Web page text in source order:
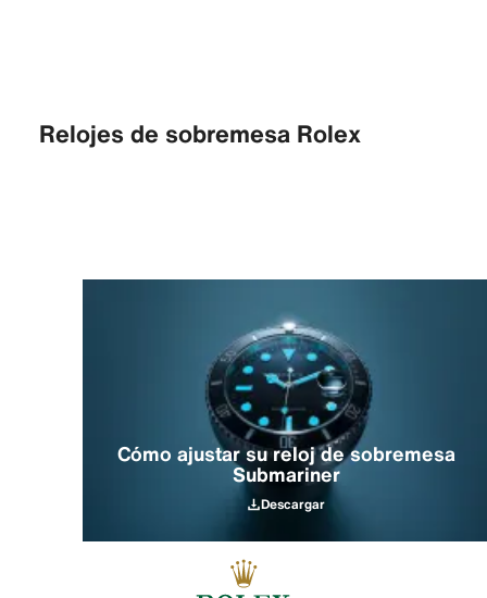
Relojes de sobremesa Rolex
Cómo ajustar su reloj de sobremesa
Submariner
Descargar